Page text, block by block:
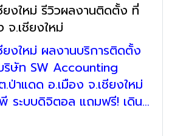
งใหม่ รีวิวผลงานติดตั้ง ที่
ต.ป่าแดด อ.เมือง จ.เชียงใหม่
งใหม่ ผลงานบริการติดตั้ง
ษัท SW Accounting
ง จ.เชียงใหม่
จิตอล แถมฟรี! เดิน